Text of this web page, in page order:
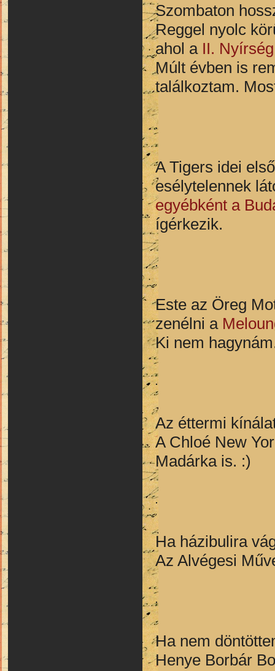
Szombaton
Reggel nyolc
ahol a II.
Múlt évben is
találkoztam.
A Tigers idei
esélytelennek
egyébként a
ígérkezik.
Este az Öreg
zenélni a
Ki nem
Az éttermi
A Chloé New
Madárka is. :)
Ha házibulira
Az Alvégesi
Ha nem
Henye Borbár